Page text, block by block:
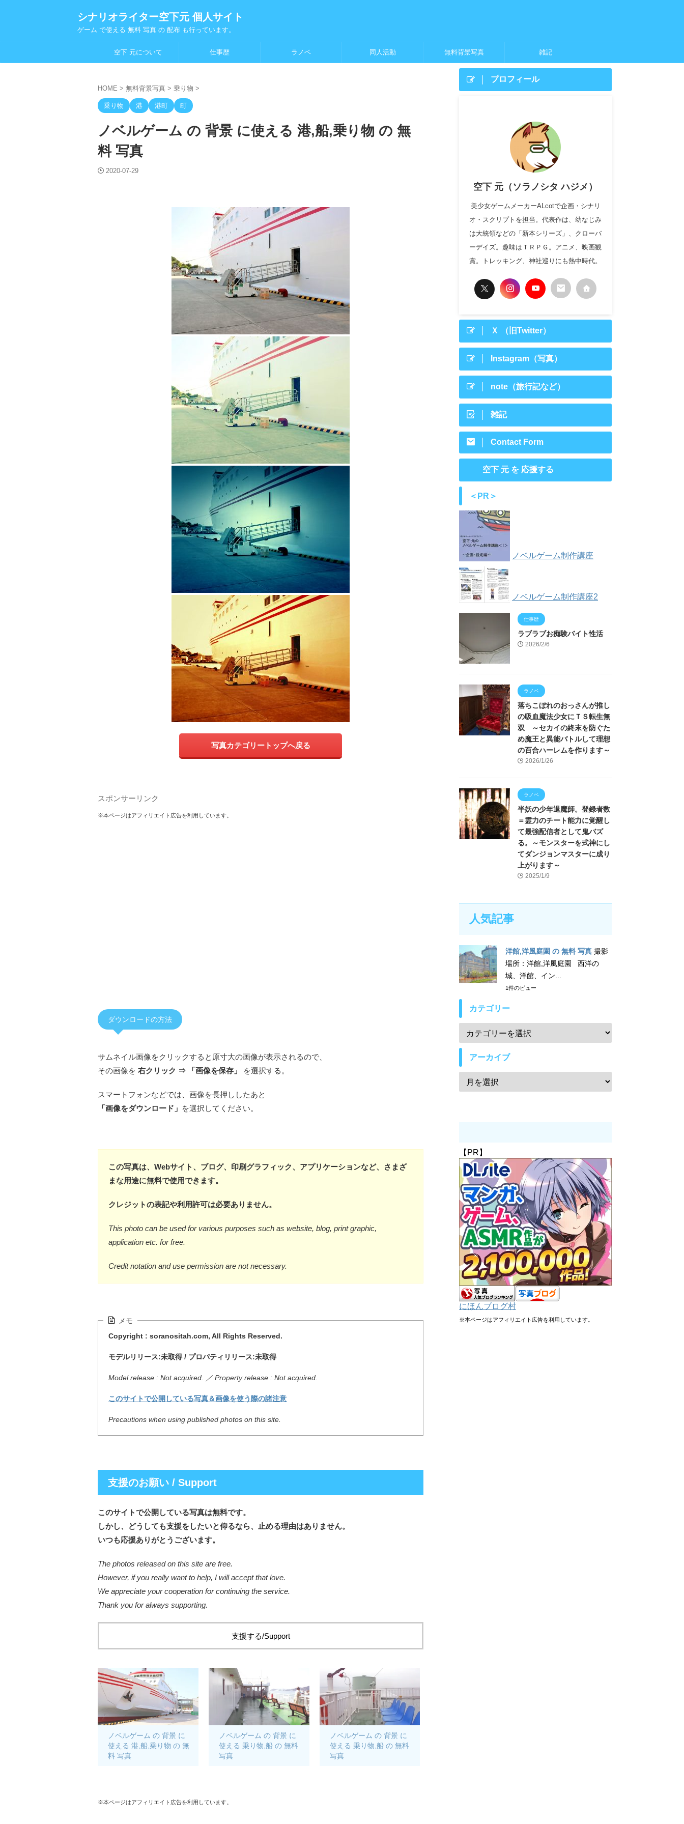
シナリオライター空下元 個人サイト
ゲーム で使える 無料 写真 の 配布 も行っています。
空下 元について 仕事歴 ラノベ 同人活動 無料背景写真 雑記
HOME > 無料背景写真 > 乗り物 >
乗り物 港 港町 町
ノベルゲーム の 背景 に使える 港,船,乗り物 の 無
料 写真
2020-07-29
写真カテゴリートップへ戻る
スポンサーリンク
※本ページはアフィリエイト広告を利用しています。
ダウンロードの方法
サムネイル画像をクリックすると原寸大の画像が表示されるので、
その画像を 右クリック ⇒ 「画像を保存」 を選択する。
スマートフォンなどでは、画像を長押ししたあと
「画像をダウンロード」 を選択してください。
この写真は、Webサイト、ブログ、印刷グラフィック、アプリケーションなど、さまざ
まな用途に無料で使用できます。
クレジットの表記や利用許可は必要ありません。
This photo can be used for various purposes such as website, blog, print graphic,
application etc. for free.
Credit notation and use permission are not necessary.
メモ
Copyright : soranositah.com, All Rights Reserved.
モデルリリース:未取得 / プロパティリリース:未取得
Model release : Not acquired. ／ Property release : Not acquired.
このサイトで公開している写真＆画像を使う際の諸注意
Precautions when using published photos on this site.
支援のお願い / Support
このサイトで公開している写真は無料です。
しかし、どうしても支援をしたいと仰るなら、止める理由はありません。
いつも応援ありがとうございます。
The photos released on this site are free.
However, if you really want to help, I will accept that love.
We appreciate your cooperation for continuing the service.
Thank you for always supporting.
支援する/Support
ノベルゲーム の 背景 に
使える 港,船,乗り物 の 無
料 写真
ノベルゲーム の 背景 に
使える 乗り物,船 の 無料
写真
ノベルゲーム の 背景 に
使える 乗り物,船 の 無料
写真
※本ページはアフィリエイト広告を利用しています。
プロフィール
空下 元（ソラノシタ ハジメ）
美少女ゲームメーカーALcotで企画・シナリ
オ・スクリプトを担当。代表作は、幼なじみ
は大統領などの「新本シリーズ」、クローバ
ーデイズ。趣味はＴＲＰＧ。アニメ、映画観
賞。トレッキング、神社巡りにも熱中時代。
Ｘ （旧Twitter）
Instagram（写真）
note（旅行記など）
雑記
Contact Form
空下 元 を 応援する
＜PR＞
ノベルゲーム制作講座
ノベルゲーム制作講座2
仕事歴
ラブラブお痴験バイト性活
2026/2/6
ラノベ
落ちこぼれのおっさんが推し
の吸血魔法少女にＴＳ転生無
双 ～セカイの終末を防ぐた
め魔王と異能バトルして理想
の百合ハーレムを作ります～
2026/1/26
ラノベ
半妖の少年退魔師。登録者数
＝霊力のチート能力に覚醒し
て最強配信者として鬼バズ
る。～モンスターを式神にし
てダンジョンマスターに成り
上がります～
2025/1/9
人気記事
洋館,洋風庭園 の 無料 写真 撮影
場所：洋館,洋風庭園 西洋の
城、洋館、イン...
1件のビュー
カテゴリー
アーカイブ
【PR】
にほんブログ村
※本ページはアフィリエイト広告を利用しています。